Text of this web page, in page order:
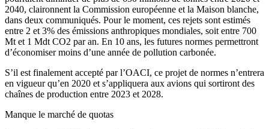
2040, claironnent la Commission européenne et la Maison blanche,
dans deux communiqués. Pour le moment, ces rejets sont estimés
entre 2 et 3% des émissions anthropiques mondiales, soit entre 700
Mt et 1 Mdt CO2 par an. En 10 ans, les futures normes permettront
d’économiser moins d’une année de pollution carbonée.
S’il est finalement accepté par l’OACI, ce projet de normes n’entrera
en vigueur qu’en 2020 et s’appliquera aux avions qui sortiront des
chaînes de production entre 2023 et 2028.
Manque le marché de quotas